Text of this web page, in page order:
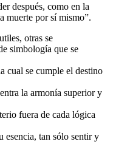
después, como en la
muerte por sí mismo”.
otras se
simbología que se
cual se cumple el destino
la armonía superior y
fuera de cada lógica
esencia, tan sólo sentir y